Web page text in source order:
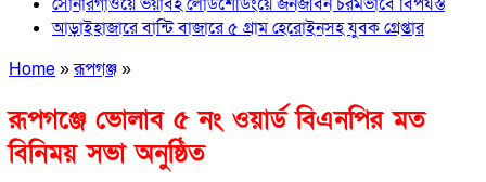
আড়াইহাজারে বান্টি বাজারে ৫ গ্রাম হেরোইনসহ যুবক গ্রেপ্তার
Home»রূপগঞ্জ»
রূপগঞ্জে ভোলাব ৫ নং ওয়ার্ড বিএনপির মত
বিনিময় সভা অনুষ্ঠিত